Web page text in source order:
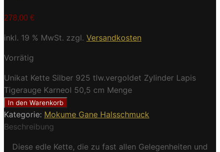
278,00 €
inkl. 19 % MwSt. zzgl. Versandkosten
Vorrätig
Unikat Kette Silber 925 tlw.vergoldet Zylinder Lapis
Tigerauge Karneol 50,5 cm Menge
In den Warenkorb
Kategorie: Mokume Gane Halsschmuck
Beschreibung
Diese edle Kette, die zu fast allen Gelegenheiten und